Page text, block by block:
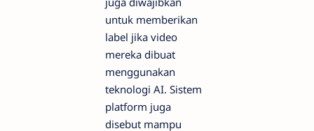
untuk memberikan
label jika video
mereka dibuat
menggunakan
teknologi AI. Sistem
platform juga
disebut mampu